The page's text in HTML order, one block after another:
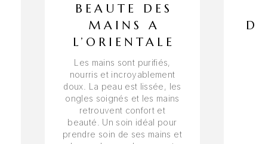
BEAUTE DES
MAINS A
L’ORIENTALE
Les mains sont purifiés,
nourris et incroyablement
doux. La peau est lissée, les
ongles soignés et les mains
retrouvent confort et
beauté. Un soin idéal pour
prendre soin de ses mains et